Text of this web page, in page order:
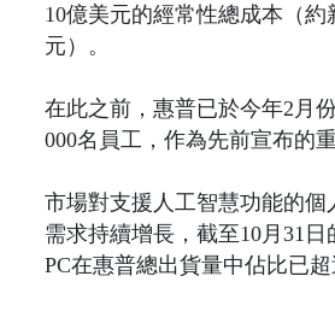
10億美元的經常性總成本（約
元）。
在此之前，惠普已於今年2月
000名員工，作為先前宣布的
市場對支援人工智慧功能的個
需求持續增長，截至10月31
PC在惠普總出貨量中佔比已超